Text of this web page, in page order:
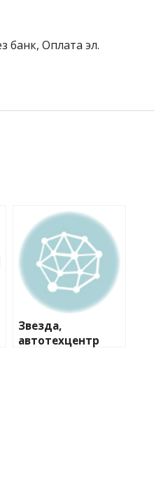
банк, Оплата эл.
Звезда,
автотехцентр